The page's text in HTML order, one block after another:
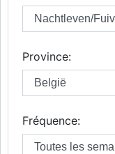
Province:
Fréquence: